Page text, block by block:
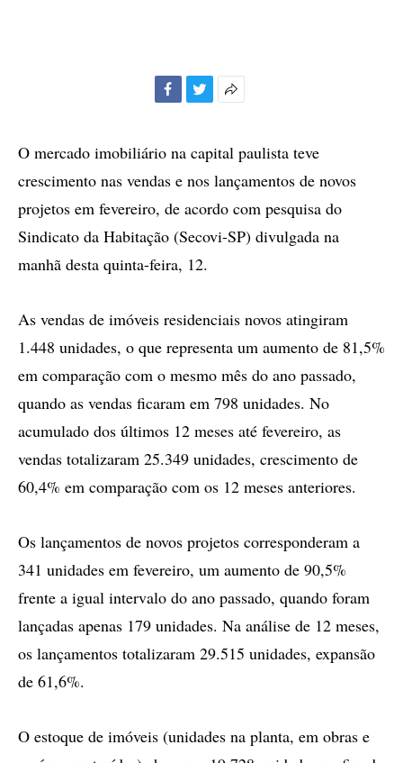
compartilhamento
O mercado imobiliário na capital paulista teve
crescimento nas vendas e nos lançamentos de novos
projetos em fevereiro, de acordo com pesquisa do
Sindicato da Habitação (Secovi-SP) divulgada na
manhã desta quinta-feira, 12.
As vendas de imóveis residenciais novos atingiram
1.448 unidades, o que representa um aumento de 81,5%
em comparação com o mesmo mês do ano passado,
quando as vendas ficaram em 798 unidades. No
acumulado dos últimos 12 meses até fevereiro, as
vendas totalizaram 25.349 unidades, crescimento de
60,4% em comparação com os 12 meses anteriores.
Os lançamentos de novos projetos corresponderam a
341 unidades em fevereiro, um aumento de 90,5%
frente a igual intervalo do ano passado, quando foram
lançadas apenas 179 unidades. Na análise de 12 meses,
os lançamentos totalizaram 29.515 unidades, expansão
de 61,6%.
O estoque de imóveis (unidades na planta, em obras e